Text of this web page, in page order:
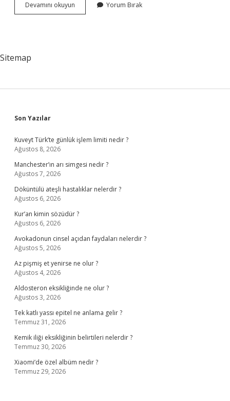
Devamını okuyun
Süpürge
Yorum Bırak
Sitemap
Sidebar
Son Yazılar
Kuveyt Türk’te günlük işlem limiti nedir ?
Ağustos 8, 2026
Manchester’ın arı simgesi nedir ?
Ağustos 7, 2026
Döküntülü ateşli hastalıklar nelerdir ?
Ağustos 6, 2026
Kur’an kimin sözüdür ?
Ağustos 6, 2026
Avokadonun cinsel açıdan faydaları nelerdir ?
Ağustos 5, 2026
Az pişmiş et yenirse ne olur ?
Ağustos 4, 2026
Aldosteron eksikliğinde ne olur ?
Ağustos 3, 2026
Tek katlı yassı epitel ne anlama gelir ?
Temmuz 31, 2026
Kemik iliği eksikliğinin belirtileri nelerdir ?
Temmuz 30, 2026
Xiaomi’de özel albüm nedir ?
Temmuz 29, 2026